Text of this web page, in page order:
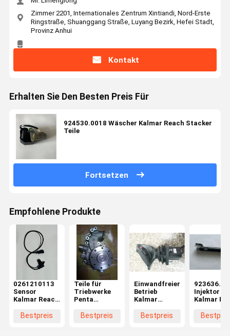
Zimmer 2201, Internationales Zentrum Xintiandi, Nord-Erste
Ringstraße, Shuanggang Straße, Luyang Bezirk, Hefei Stadt,
Provinz Anhui
Kontakt
Erhalten Sie Den Besten Preis Für
924530.0018 Wäscher Kalmar Reach Stacker
Teile
Fortsetzen
Empfohlene Produkte
0261210113
Sensor
Kalmar Reach
Bestpreis
Teile für
Triebwerke
Penta
Bestpreis
Einwandfreier
Betrieb
Kalmar
Ersatzteile
Bestpreis
Injektor
Kalmar